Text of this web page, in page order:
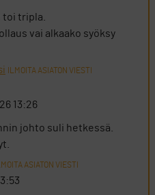
tripla.
vai alkaako syöksy
ILMOITA ASIATON VIESTI
13:26
johto suli hetkessä.
ASIATON VIESTI